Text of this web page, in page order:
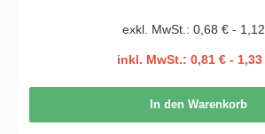
exkl. MwSt.: 0,68 € -
inkl. MwSt.: 0,81 € - 1,33
In den Warenkorb